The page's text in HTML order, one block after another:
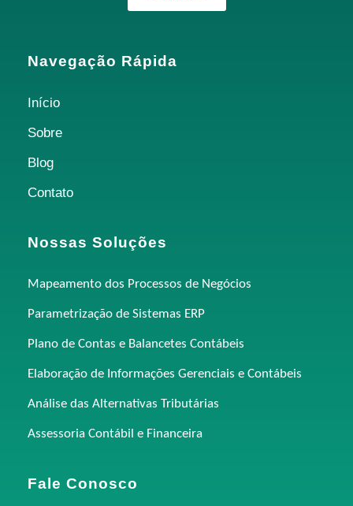
Navegação Rápida
Início
Sobre
Blog
Contato
Nossas Soluções
Mapeamento dos Processos de Negócios
Parametrização de Sistemas ERP
Plano de Contas e Balancetes Contábeis
Elaboração de Informações Gerenciais e Contábeis
Análise das Alternativas Tributárias
Assessoria Contábil e Financeira
Fale Conosco